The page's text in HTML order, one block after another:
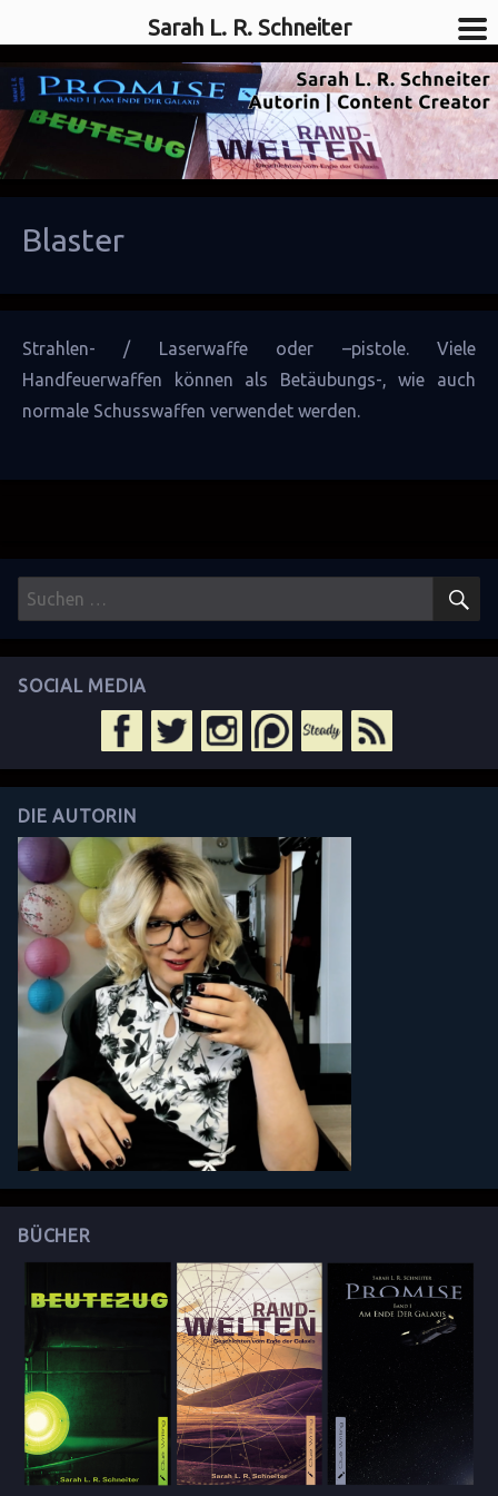
Sarah L. R. Schneiter
Blaster
Strahlen- / Laserwaffeoder –pistole. Viele
Handfeuerwaffen können als Betäubungs-, wie auch
normale Schusswaffen verwendet werden.
Suchen
nach:
SOCIAL MEDIA
DIE AUTORIN
BÜCHER
Sarah L. R. Schneiter